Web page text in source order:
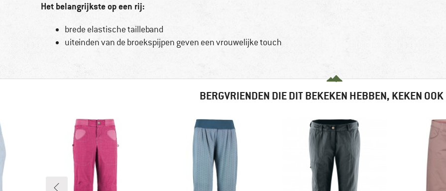
Het belangrijkste op een rij:
brede elastische tailleband
uiteinden van de broekspijpen geven een vrouwelijke touch
BERGVRIENDEN DIE DIT BEKEKEN HEBBEN, KEKEN OOK